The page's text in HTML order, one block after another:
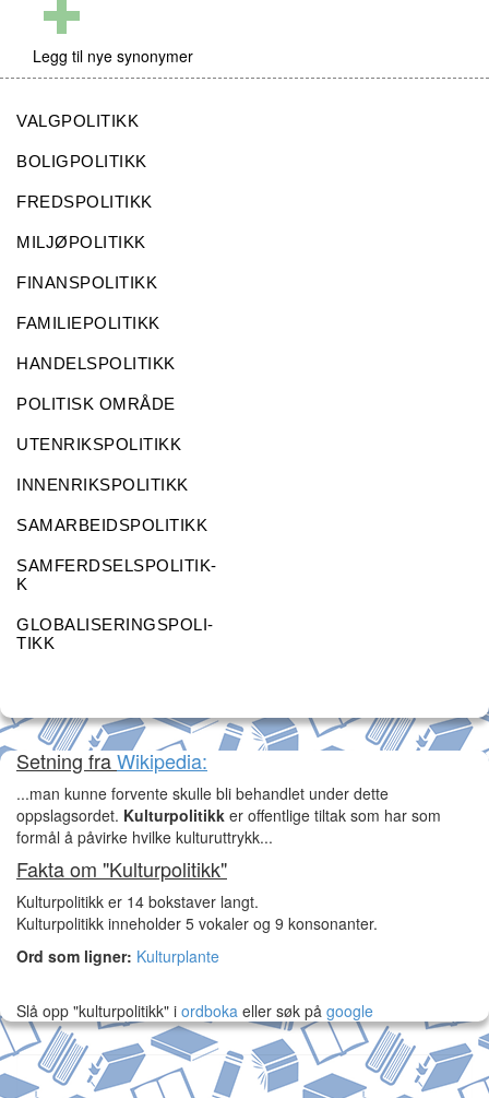
Legg til nye synonymer
VALGPOLITIKK
BOLIGPOLITIKK
FREDSPOLITIKK
MILJØPOLITIKK
FINANSPOLITIKK
FAMILIEPOLITIKK
HANDELSPOLITIKK
POLITISK OMRÅDE
UTENRIKSPOLITIKK
INNENRIKSPOLITIKK
SAMARBEIDSPOLITIKK
SAMFERDSELSPOLITIK-
K
GLOBALISERINGSPOLI-
TIKK
Setning fraWikipedia:
...man kunne forvente skulle bli behandlet under dette
oppslagsordet. Kulturpolitikk er offentlige tiltak som har som
formål å påvirke hvilke kulturuttrykk...
Fakta om "Kulturpolitikk"
Kulturpolitikk er 14 bokstaver langt.
Kulturpolitikk inneholder 5 vokaler og 9 konsonanter.
Ord som ligner: Kulturplante
Slå opp "kulturpolitikk" i ordboka eller søk på google